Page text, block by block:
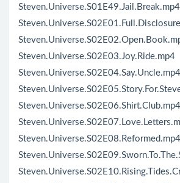
Steven.Universe.S01E49.Jail.Break.mp4
Steven.Universe.S02E03.Joy.Ride.mp4
Steven.Universe.S02E04.Say.Uncle.mp4
Steven.Universe.S02E06.Shirt.Club.mp4
Steven.Universe.S02E08.Reformed.mp4